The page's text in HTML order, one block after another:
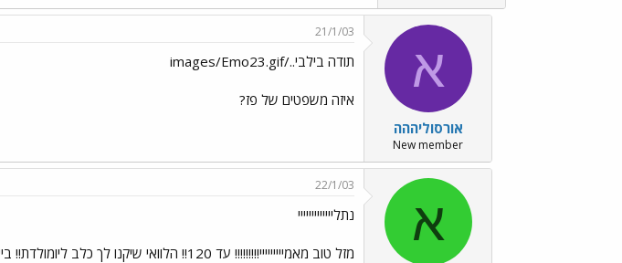
א
אורסוליההה
New member
21/1/03
תודה בילבי../images/Emo23.gif
איזה משפטים של פז?
א
22/1/03
נתלייייייייייייי
מזל טוב מאמייייייייי!!!!!!!!! עד 120!! הלוואי שיקנו לך כלב ליומולדת!! ביי מורן בילבי-אני לא יודעת מה איתך אבל איתי כן......